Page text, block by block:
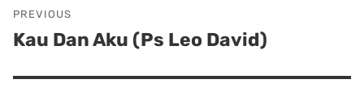
navigation
PREVIOUS
Previous
Kau Dan Aku (Ps Leo David)